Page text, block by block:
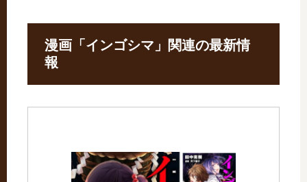
漫画「インゴシマ」関連の最新情
報